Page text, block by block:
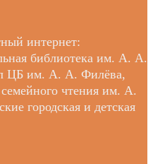
интернет:
библиотека им. А. А.
ЦБ им. А. А. Филёва,
чтения им. А.
городская и детская